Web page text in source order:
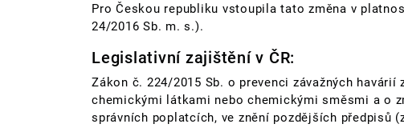
Pro Českou republiku vstoupila tato změna v
24/2016 Sb. m. s.).
Legislativní zajištění v ČR:
Zákon č. 224/2015 Sb. o prevenci závažných havárií
chemickými látkami nebo chemickými směsmi a o
správních poplatcích, ve znění pozdějších předpisů